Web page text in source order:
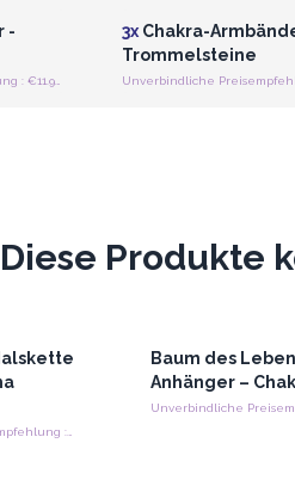
-
3xChakra-
Trommelsteine
Diese Produkte
Baum des
Anhänger –